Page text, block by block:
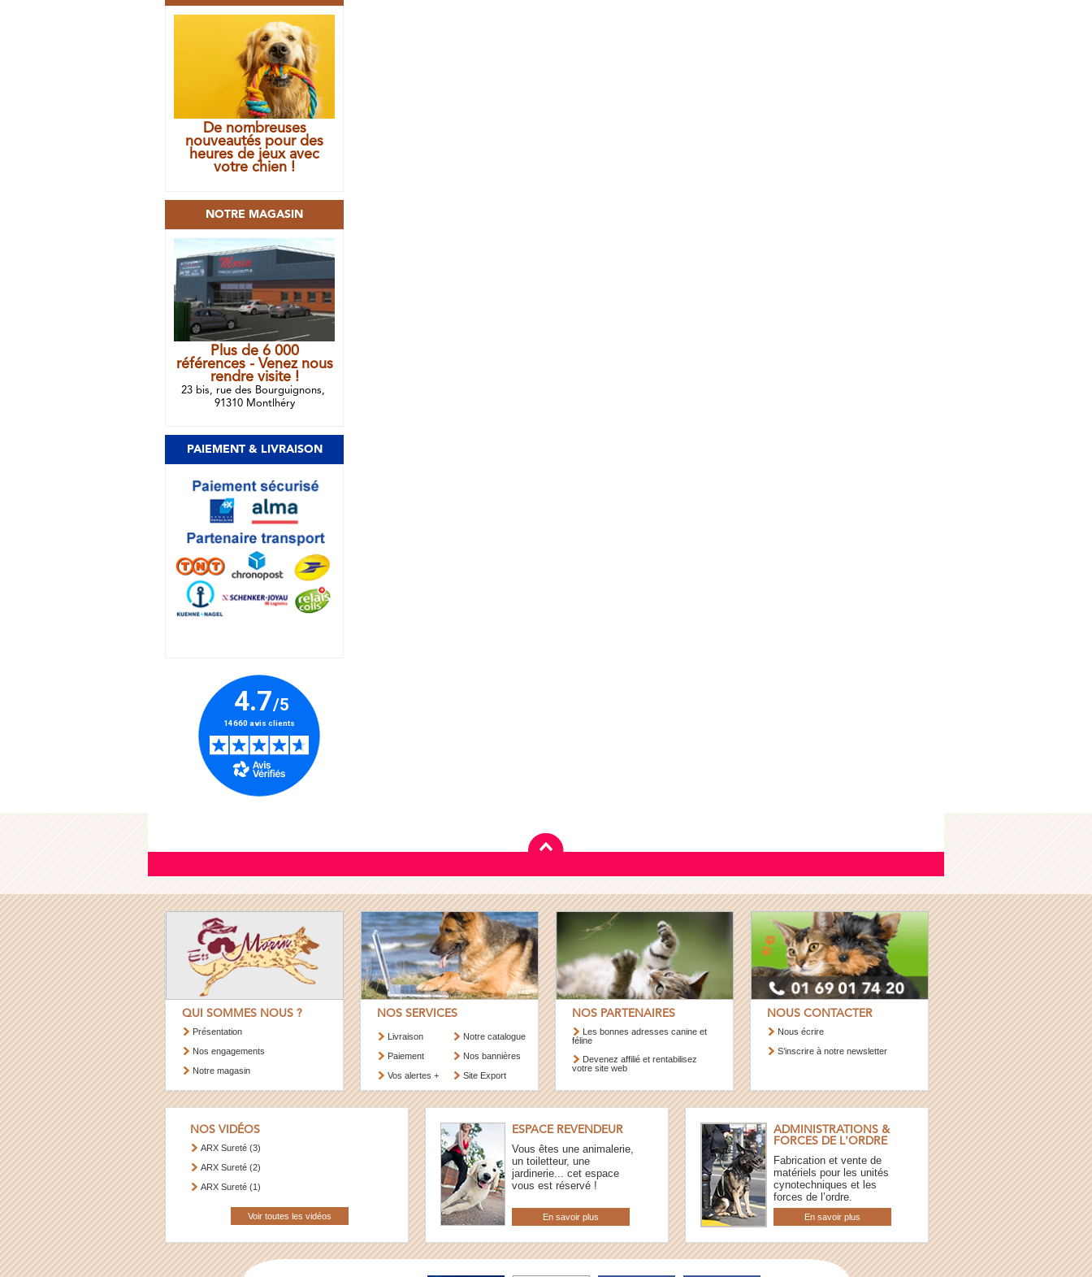
De nombreuses
nouveautés pour des
heures de jeux avec
votre chien !
NOTRE MAGASIN
Plus de 6 000
références - Venez nous
rendre visite !
23 bis, rue des Bourguignons,
91310 Montlhéry
PAIEMENT & LIVRAISON
QUI SOMMES NOUS ?
Présentation
Nos engagements
Notre magasin
NOS SERVICES
Livraison
Paiement
Vos alertes +
Notre catalogue
Nos bannières
Site Export
NOS PARTENAIRES
Les bonnes adresses canine et
féline
Devenez affilié et rentabilisez
votre site web
NOUS CONTACTER
Nous écrire
S’inscrire à notre newsletter
NOS VIDÉOS
ARX Sureté (3)
ARX Sureté (2)
ARX Sureté (1)
Voir toutes les vidéos
ESPACE REVENDEUR
Vous êtes une animalerie,
un toiletteur, une
jardinerie... cet espace
vous est réservé !
En savoir plus
ADMINISTRATIONS &
FORCES DE L'ORDRE
Fabrication et vente de
matériels pour les unités
cynotechniques et les
forces de l’ordre.
En savoir plus